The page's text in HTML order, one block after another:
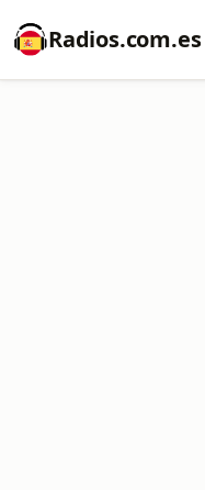
Radios.com.es